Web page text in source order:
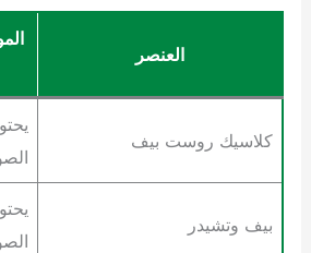
العنصر
كلاسيك روست بيف
بيف وتشيدر